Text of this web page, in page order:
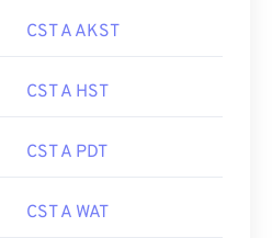
CST A AKST
CST A HST
CST A PDT
CST A WAT